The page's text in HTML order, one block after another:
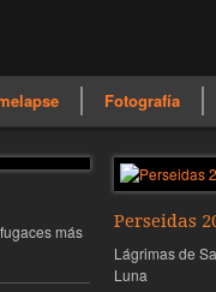
Fotografía
más
Perseidas
Lágrimas de
Luna